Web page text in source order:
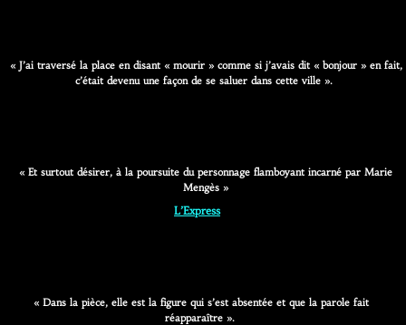
« J’ai traversé la place en disant « mourir » comme si j’avais dit « bonjour » en fait,
c’était devenu une façon de se saluer dans cette ville ».
« Et surtout désirer, à la poursuite du personnage flamboyant incarné par Marie
Mengès »
L’Express
« Dans la pièce, elle est la figure qui s’est absentée et que la parole fait
réapparaître ».